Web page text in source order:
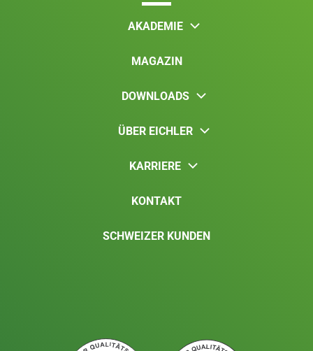
AKADEMIE
MAGAZIN
DOWNLOADS
ÜBER EICHLER
KARRIERE
KONTAKT
SCHWEIZER KUNDEN